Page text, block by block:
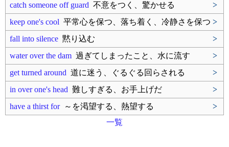
catch someone off guard 不意をつく、驚かせる
>
keep one's cool 平常心を保つ、落ち着く、冷静さを保つ >
fall into silence 黙り込む
>
water over the dam 過ぎてしまったこと、水に流す
>
get turned around 道に迷う、ぐるぐる回らされる
>
in over one's head 難しすぎる、お手上げだ
>
have a thirst for～を渇望する、熱望する
>
一覧